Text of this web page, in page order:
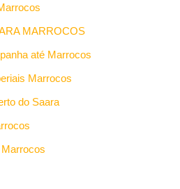
MARROCOS
até Marrocos
Marrocos
do Saara